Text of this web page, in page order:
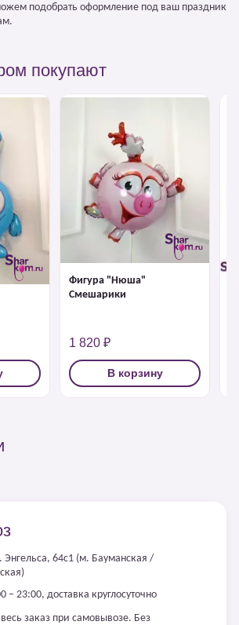
подобрать оформление под ваш праздник
покупают
Фигура "Нюша"
Смешарики
1 820 ₽
В корзину
64с1 (м. Бауманская /
– 23:00, доставка круглосуточно
заказ при самовывозе. Без